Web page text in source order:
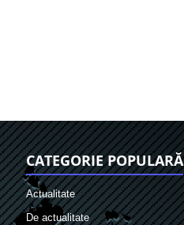
CATEGORIE POPULARĂ
Actualitate
De actualitate